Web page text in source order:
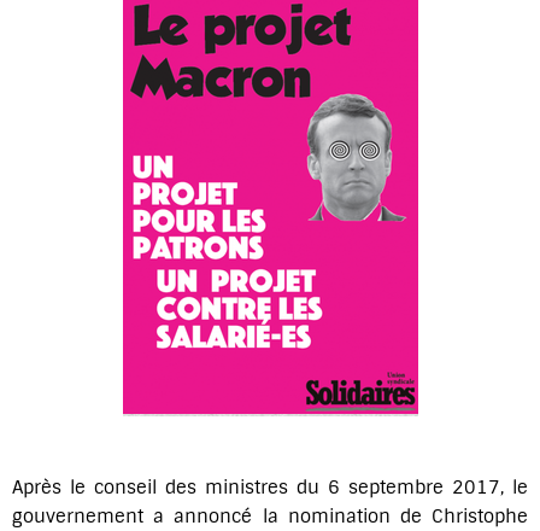
Après le conseil des ministres du 6 septembre 2017, le
gouvernement a annoncé la nomination de Christophe